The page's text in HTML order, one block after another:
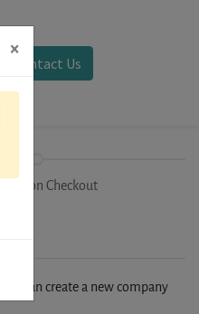
Contact Us
Checkout
can create a new company
×